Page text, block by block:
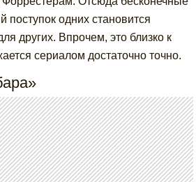
поступок одних становится
других. Впрочем, это близко к
сериалом достаточно точно.